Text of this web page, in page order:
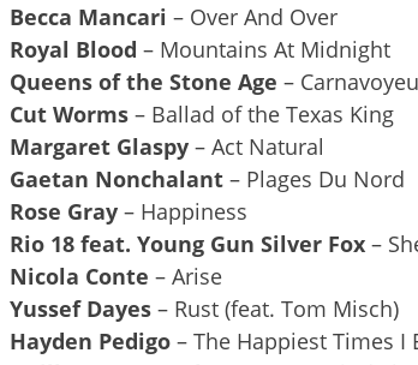
Becca Mancari – Over And Over
Royal Blood – Mountains At Midnight
Queens of the Stone Age –
Cut Worms – Ballad of the Texas King
Margaret Glaspy – Act Natural
Gaetan Nonchalant – Plages Du Nord
Rose Gray – Happiness
Rio 18 feat. Young Gun Silver Fox –
Nicola Conte – Arise
Yussef Dayes – Rust (feat. Tom Misch)
Hayden Pedigo – The Happiest Times I